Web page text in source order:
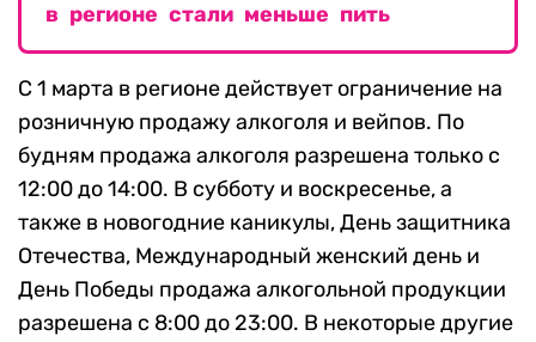
в регионе стали меньше пить
С 1 марта в регионе действует ограничение на
розничную продажу алкоголя и вейпов. По
будням продажа алкоголя разрешена только с
12:00 до 14:00. В субботу и воскресенье, а
также в новогодние каникулы, День защитника
Отечества, Международный женский день и
День Победы продажа алкогольной продукции
разрешена с 8:00 до 23:00. В некоторые другие